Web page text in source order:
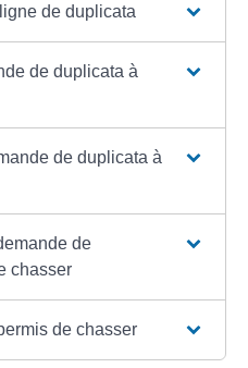
de duplicata
de duplicata à
de duplicata à
de
chasser
de chasser